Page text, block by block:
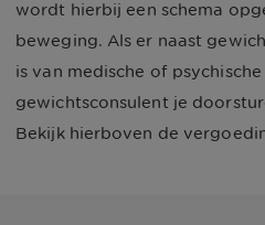
wordt hierbij een schema
beweging. Als er naast
is van medische of
gewichtsconsulent je
Bekijk hierboven de